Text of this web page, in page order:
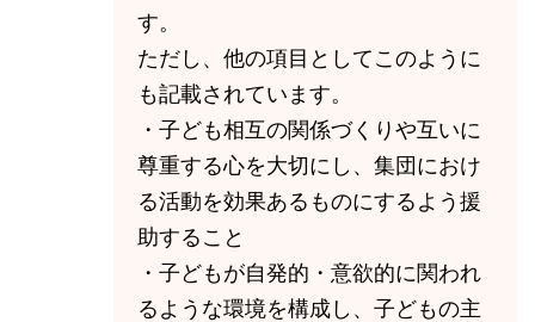
す。
ただし、他の項目としてこのように
も記載されています。
・子ども相互の関係づくりや互いに
尊重する心を大切にし、集団におけ
る活動を効果あるものにするよう援
助すること
・子どもが自発的・意欲的に関われ
るような環境を構成し、子どもの主